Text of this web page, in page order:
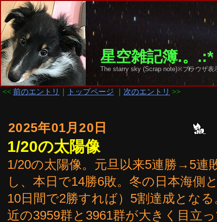
星空雑記簿.。
The starry sky (Scrap note)※ブラウザ
<< 前のエントリ トップページ 次のエントリ >>
2025年01月20日
1/20の太陽像
1/20の太陽像。元旦以来5連勝→5
し、本日で14勝6敗。冬の日本海側
10日間で2勝すれば）5割達成とな
近の3959群と3961群が大きく目立